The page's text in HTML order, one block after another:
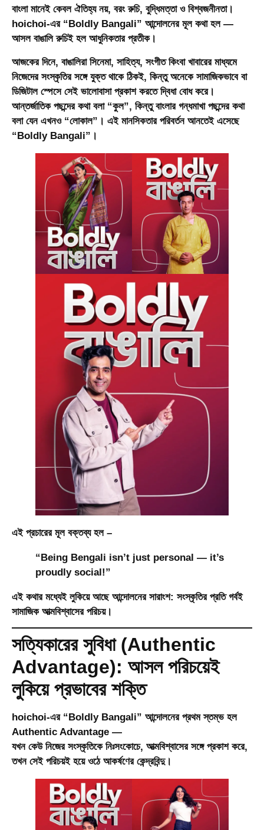
বাংলা মানেই কেবল ঐতিহ্য নয়, বরং রুচি, বুদ্ধিমত্তা ও বিশ্বজনীনতা।
hoichoi-এর “ Boldly Bangali” আন্দোলনের মূল কথা হল —
আসল বাঙালি রুচিই হল আধুনিকতার প্রতীক।
আজকের দিনে, বাঙালিরা সিনেমা, সাহিত্য, সংগীত কিংবা খাবারের মাধ্যমে
নিজেদের সংস্কৃতির সঙ্গে যুক্ত থাকে ঠিকই, কিন্তু অনেকে সামাজিকভাবে বা
ডিজিটাল স্পেসে সেই ভালোবাসা প্রকাশ করতে দ্বিধা বোধ করে।
আন্তর্জাতিক পছন্দের কথা বলা “কুল”, কিন্তু বাংলার গন্ধমাখা পছন্দের কথা
বলা যেন এখনও “লোকাল”। এই মানসিকতার পরিবর্তন আনতেই এসেছে
“Boldly Bangali”।
এই প্রচারের মূল বক্তব্য হল –
“Being Bengali isn’t just personal — it’s
proudly social!”
এই কথার মধ্যেই লুকিয়ে আছে আন্দোলনের সারাংশ: সংস্কৃতির প্রতি গর্বই
সামাজিক আত্মবিশ্বাসের পরিচয়।
সত্যিকারের সুবিধা (Authentic
Advantage): আসল পরিচয়েই
লুকিয়ে প্রভাবের শক্তি
hoichoi-এর “Boldly Bangali” আন্দোলনের প্রথম স্তম্ভ হল
Authentic Advantage —
যখন কেউ নিজের সংস্কৃতিকে নিঃসংকোচে, আত্মবিশ্বাসের সঙ্গে প্রকাশ করে,
তখন সেই পরিচয়ই হয়ে ওঠে আকর্ষণের কেন্দ্রবিন্দু।